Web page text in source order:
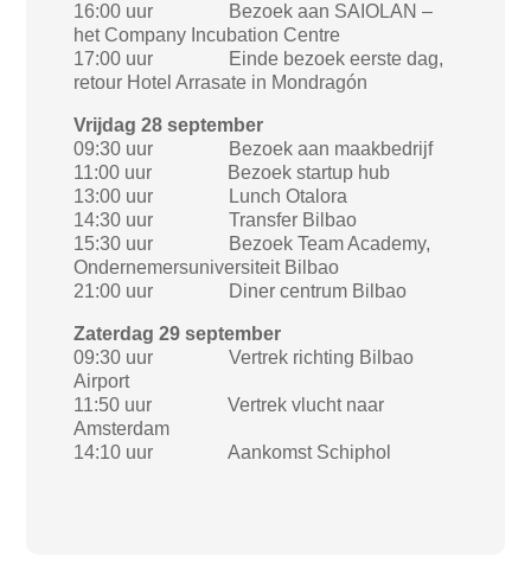
16:00 uur Bezoek aan SAIOLAN –
het Company Incubation Centre
17:00 uur Einde bezoek eerste dag,
retour Hotel Arrasate in Mondragón
Vrijdag 28 september
09:30 uur Bezoek aan maakbedrijf
11:00 uur Bezoek startup hub
13:00 uur Lunch Otalora
14:30 uur Transfer Bilbao
15:30 uur Bezoek Team Academy,
Ondernemersuniversiteit Bilbao
21:00 uur Diner centrum Bilbao
Zaterdag 29 september
09:30 uur Vertrek richting Bilbao
Airport
11:50 uur Vertrek vlucht naar
Amsterdam
14:10 uur Aankomst Schiphol